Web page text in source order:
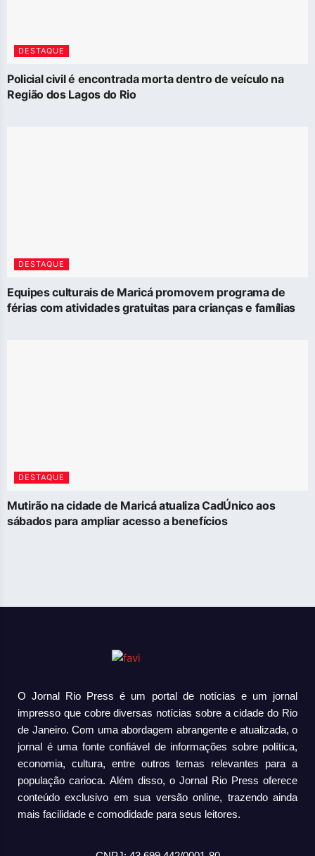
DESTAQUE
Policial civil é encontrada morta dentro de veículo na
Região dos Lagos do Rio
DESTAQUE
Equipes culturais de Maricá promovem programa de
férias com atividades gratuitas para crianças e famílias
DESTAQUE
Mutirão na cidade de Maricá atualiza CadÚnico aos
sábados para ampliar acesso a benefícios
O Jornal Rio Press é um portal de notícias e um jornal
impresso que cobre diversas notícias sobre a cidade do Rio
de Janeiro. Com uma abordagem abrangente e atualizada, o
jornal é uma fonte confiável de informações sobre política,
economia, cultura, entre outros temas relevantes para a
população carioca. Além disso, o Jornal Rio Press oferece
conteúdo exclusivo em sua versão online, trazendo ainda
mais facilidade e comodidade para seus leitores.